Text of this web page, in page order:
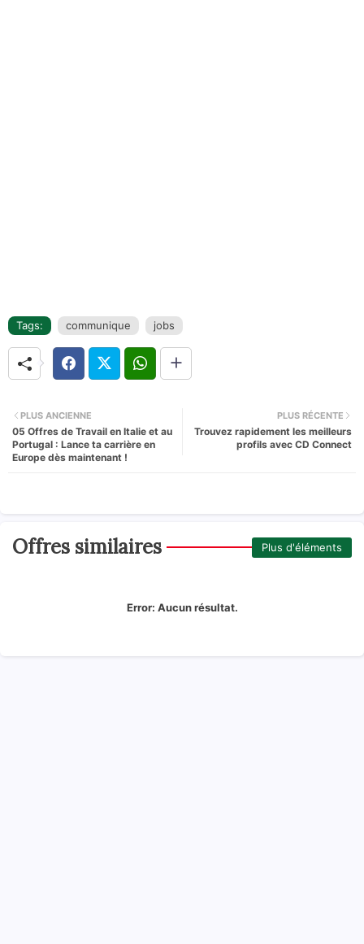
Tags: communique jobs
PLUS RÉCENTE
Trouvez rapidement les meilleurs
profils avec CD Connect
PLUS ANCIENNE
05 Offres de Travail en Italie et au
Portugal : Lance ta carrière en
Europe dès maintenant !
Offres similaires Plus d'éléments
Error: Aucun résultat.